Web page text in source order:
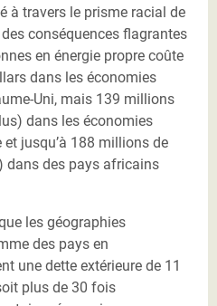
à travers le prisme racial de
conséquences flagrantes
en énergie propre coûte
dans les économies
Uni, mais 139 millions
dans les économies
et jusqu’à 188 millions de
dans des pays africains
les géographies
des pays en
une dette extérieure de 11
plus de 30 fois